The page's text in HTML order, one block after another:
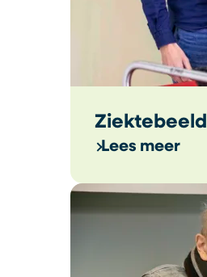
Ziektebeeld
Lees meer